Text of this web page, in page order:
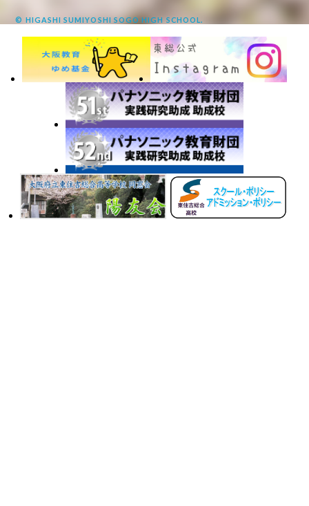
© HIGASHI SUMIYOSHI SOGO HIGH SCHOOL.